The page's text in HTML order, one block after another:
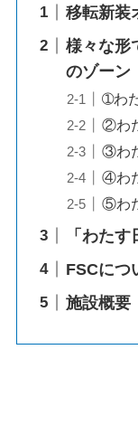
移転新装
様々な形
のゾーン
➀わ
②わ
③わ
④わ
⑤わ
「わた
FSCにつ
施設概要